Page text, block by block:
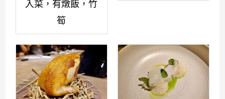
入菜，有燉飯，竹
筍